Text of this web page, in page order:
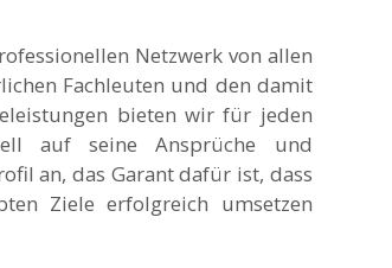
Netzwerk von allen
Fachleuten und den damit
bieten wir für jeden
auf seine Ansprüche und
an, das Garant dafür ist, dass
Ziele erfolgreich umsetzen